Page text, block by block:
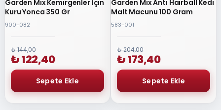
Garden Mix Kemirgenler İçin
Kuru Yonca 350 Gr
900-082
₺ 144,00
₺ 122,40
Garden Mix Anti Hairball Kedi
Malt Macunu 100 Gram
583-001
₺ 204,00
₺ 173,40